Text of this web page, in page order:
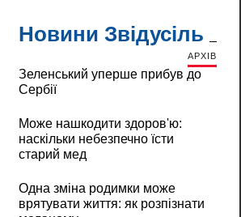
Новини Звідусіль
АРХІВ
Зеленський уперше прибув до
Сербії
Може нашкодити здоров'ю:
наскільки небезпечно їсти
старий мед
Одна зміна родимки може
врятувати життя: як розпізнати